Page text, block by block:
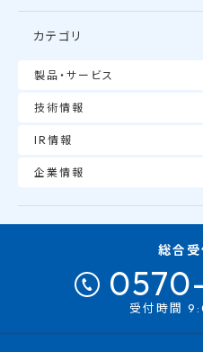
カテゴリ
製品・サービス
技術情報
IR情報
企業情報
総合
受付時間